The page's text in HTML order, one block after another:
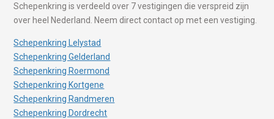
Schepenkring is verdeeld over 7 vestigingen die verspreid zijn
over heel Nederland. Neem direct contact op met een vestiging.
Schepenkring Lelystad
Schepenkring Gelderland
Schepenkring Roermond
Schepenkring Kortgene
Schepenkring Randmeren
Schepenkring Dordrecht